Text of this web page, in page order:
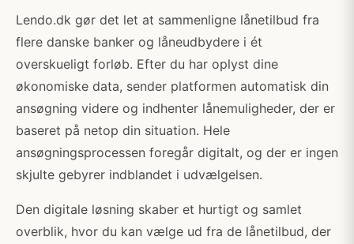
Lendo.dk gør det let at sammenligne lånetilbud fra
flere danske banker og låneudbydere i ét
overskueligt forløb. Efter du har oplyst dine
økonomiske data, sender platformen automatisk din
ansøgning videre og indhenter lånemuligheder, der er
baseret på netop din situation. Hele
ansøgningsprocessen foregår digitalt, og der er ingen
skjulte gebyrer indblandet i udvælgelsen.
Den digitale løsning skaber et hurtigt og samlet
overblik, hvor du kan vælge ud fra de lånetilbud, der